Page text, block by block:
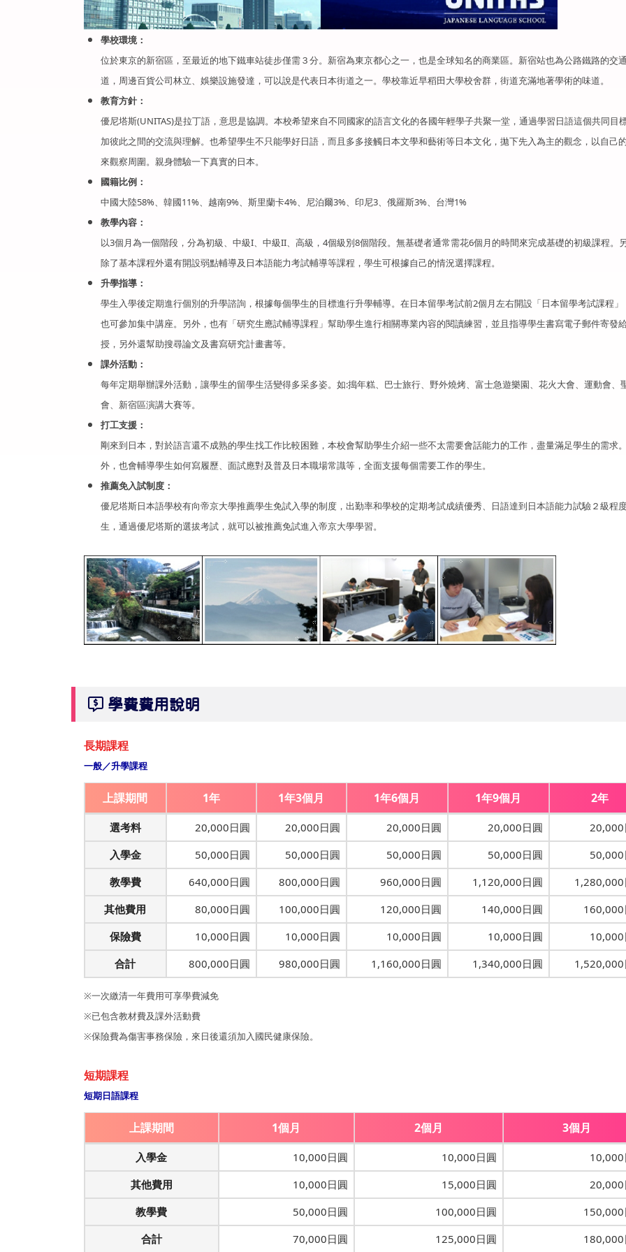
學校環境：
位於東京的新宿區，至最近的地下鐵車站徒步僅需３分。新宿為東京都心之一，也是全球知名的商業區。新宿站也為公路鐵路的交
道，周邊百貨公司林立、娛樂設施發達，可以說是代表日本街道之一。學校靠近早稻田大學校舍群，街道充滿地著學術的味道。
教育方針：
優尼塔斯(UNITAS)是拉丁語，意思是協調。本校希望來自不同國家的語言文化的各國年輕學子共聚一堂，通過學習日語這個共同目
加彼此之間的交流與理解。也希望學生不只能學好日語，而且多多接觸日本文學和藝術等日本文化，拋下先入為主的觀念，以自己
來觀察周圍。親身體驗一下真實的日本。
國籍比例：
中國大陸58%、韓國11%、越南9%、斯里蘭卡4%、尼泊爾3%、印尼3、俄羅斯3%、台灣1%
教學內容：
以3個月為一個階段，分為初級、中級I、中級II、高級，4個級別8個階段。無基礎者通常需花6個月的時間來完成基礎的初級課程。
除了基本課程外還有開設弱點輔導及日本語能力考試輔導等課程，學生可根據自己的情況選擇課程。
升學指導：
學生入學後定期進行個別的升學諮詢，根據每個學生的目標進行升學輔導。在日本留學考試前2個月左右開設「日本留學考試課程」
也可參加集中講座。另外，也有「研究生應試輔導課程」幫助學生進行相關專業內容的閱讀練習，並且指導學生書寫電子郵件寄發
授，另外還幫助搜尋論文及書寫研究計畫書等。
課外活動：
每年定期舉辦課外活動，讓學生的留學生活變得多采多姿。如:搗年糕、巴士旅行、野外燒烤、富士急遊樂園、花火大會、運動會、
會、新宿區演講大賽等。
打工支援：
剛來到日本，對於語言還不成熟的學生找工作比較困難，本校會幫助學生介紹一些不太需要會話能力的工作，盡量滿足學生的需求
外，也會輔導學生如何寫履歷、面試應對及普及日本職場常識等，全面支援每個需要工作的學生。
推薦免入試制度：
優尼塔斯日本語學校有向帝京大學推薦學生免試入學的制度，出勤率和學校的定期考試成績優秀、日語達到日本語能力試驗２級程
生，通過優尼塔斯的選拔考試，就可以被推薦免試進入帝京大學學習。
學費費用說明
長期課程
一般／升學課程
上課期間 1年 1年3個月 1年6個月 1年9個月 2年
選考料 20,000日圓 20,000日圓 20,000日圓 20,000日圓
20,000
入學金
50,000日圓 50,000日圓 50,000日圓 50,000日圓
50,000
教學費
640,000日圓 800,000日圓 960,000日圓 1,120,000日圓
1,280,000
其他費用
80,000日圓 100,000日圓 120,000日圓 140,000日圓
160,000
保險費
10,000日圓 10,000日圓 10,000日圓 10,000日圓
10,000
合計
800,000日圓 980,000日圓 1,160,000日圓 1,340,000日圓 1,520,000
※一次繳清一年費用可享學費減免
※已包含教材費及課外活動費
※保險費為傷害事務保險，來日後還須加入國民健康保險。
短期課程
短期日語課程
上課期間 1個月 2個月 3個月
入學金 10,000日圓 10,000日圓
10,000
其他費用
10,000日圓 15,000日圓
20,000
教學費
50,000日圓 100,000日圓
150,000
合計
70,000日圓 125,000日圓 180,000